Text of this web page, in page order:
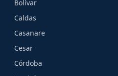
Bolívar
Caldas
Casanare
Cesar
Córdoba